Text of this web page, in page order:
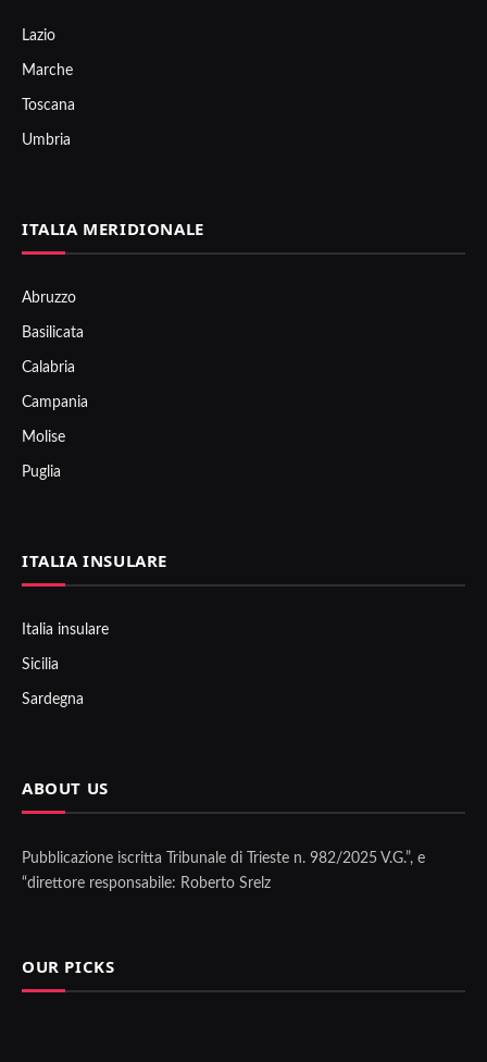
Lazio
Marche
Toscana
Umbria
ITALIA MERIDIONALE
Abruzzo
Basilicata
Calabria
Campania
Molise
Puglia
ITALIA INSULARE
Italia insulare
Sicilia
Sardegna
ABOUT US
Pubblicazione iscritta Tribunale di Trieste n. 982/2025 V.G.”, e
“direttore responsabile: Roberto Srelz
OUR PICKS